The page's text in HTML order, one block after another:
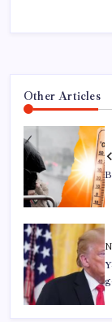
Other Articles